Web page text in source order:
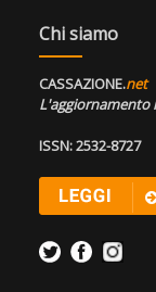
Chi siamo
CASSAZIONE.net
L'aggiornamento
ISSN: 2532-8727